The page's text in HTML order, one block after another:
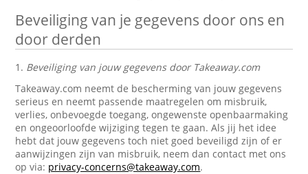
Beveiliging van je gegevens door ons en
door derden
1. Beveiliging van jouw gegevens door Takeaway.com
Takeaway.com neemt de bescherming van jouw gegevens
serieus en neemt passende maatregelen om misbruik,
verlies, onbevoegde toegang, ongewenste openbaarmaking
en ongeoorloofde wijziging tegen te gaan. Als jij het idee
hebt dat jouw gegevens toch niet goed beveiligd zijn of er
aanwijzingen zijn van misbruik, neem dan contact met ons
op via: privacy-concerns@takeaway.com.